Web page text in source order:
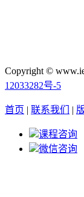
Copyright ©
12033282号-5
首页 | 联系我们 |
课程咨询
微信咨询